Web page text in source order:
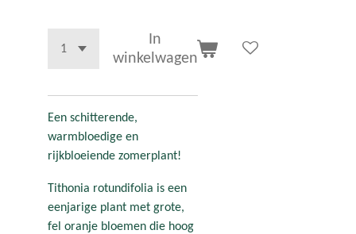
In
winkelwagen
Een schitterende,
warmbloedige en
rijkbloeiende zomerplant!
Tithonia rotundifolia is een
eenjarige plant met grote,
fel oranje bloemen die hoog